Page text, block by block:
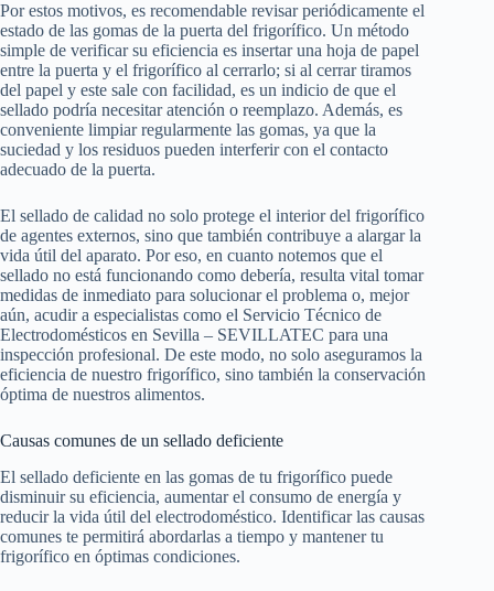
Por estos motivos, es recomendable revisar periódicamente el
estado de las gomas de la puerta del frigorífico. Un método
simple de verificar su eficiencia es insertar una hoja de papel
entre la puerta y el frigorífico al cerrarlo; si al cerrar tiramos
del papel y este sale con facilidad, es un indicio de que el
sellado podría necesitar atención o reemplazo. Además, es
conveniente limpiar regularmente las gomas, ya que la
suciedad y los residuos pueden interferir con el contacto
adecuado de la puerta.
El sellado de calidad no solo protege el interior del frigorífico
de agentes externos, sino que también contribuye a alargar la
vida útil del aparato. Por eso, en cuanto notemos que el
sellado no está funcionando como debería, resulta vital tomar
medidas de inmediato para solucionar el problema o, mejor
aún, acudir a especialistas como el Servicio Técnico de
Electrodomésticos en Sevilla – SEVILLATEC para una
inspección profesional. De este modo, no solo aseguramos la
eficiencia de nuestro frigorífico, sino también la conservación
óptima de nuestros alimentos.
Causas comunes de un sellado deficiente
El sellado deficiente en las gomas de tu frigorífico puede
disminuir su eficiencia, aumentar el consumo de energía y
reducir la vida útil del electrodoméstico. Identificar las causas
comunes te permitirá abordarlas a tiempo y mantener tu
frigorífico en óptimas condiciones.